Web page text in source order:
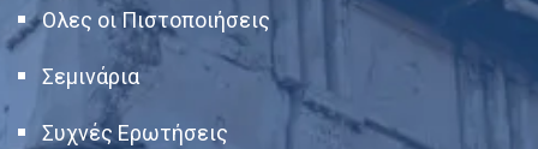
Ολες οι Πιστοποιήσεις
Σεμινάρια
Συχνές Ερωτήσεις